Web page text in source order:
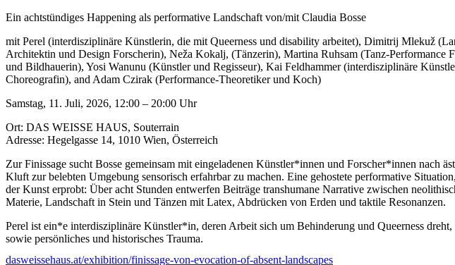
Ein achtstündiges Happening als performative Landschaft von/mit Claudia Bosse
mit Perel (interdisziplinäre Künstlerin, die mit Queerness und disability arbeitet), Dimitrij Mlekuž
Architektin und Design Forscherin), Neža Kokalj, (Tänzerin), Martina Ruhsam (Tanz-Performance
und Bildhauerin), Yosi Wanunu (Künstler und Regisseur), Kai Feldhammer (interdisziplinäre
Choreografin), and Adam Czirak (Performance-Theoretiker und Koch)
Samstag, 11. Juli, 2026, 12:00 – 20:00 Uhr
Ort: DAS WEISSE HAUS, Souterrain
Adresse: Hegelgasse 14, 1010 Wien, Österreich
Zur Finissage sucht Bosse gemeinsam mit eingeladenen Künstler*innen und Forscher*innen nach
Kluft zur belebten Umgebung sensorisch erfahrbar zu machen. Eine gehostete performative
der Kunst erprobt: Über acht Stunden entwerfen Beiträge transhumane Narrative zwischen
Materie, Landschaft in Stein und Tänzen mit Latex, Abdrücken von Erden und taktile Resonanzen.
Perel ist ein*e interdisziplinäre Künstler*in, deren Arbeit sich um Behinderung und Queerness
sowie persönliches und historisches Trauma.
Martina Ruhsam ist Tanz- und Performancetheoretikerin und Künstlerin. Sie hat zu Choreografie
dasweissehaus.at/exhibition/finissage-von-evocation-of-absent-landscapes